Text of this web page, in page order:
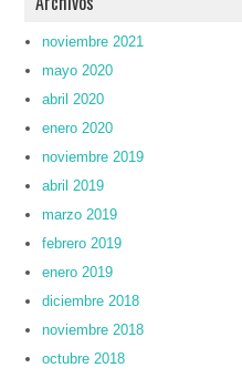
noviembre 2021
mayo 2020
abril 2020
enero 2020
noviembre 2019
abril 2019
marzo 2019
febrero 2019
enero 2019
diciembre 2018
noviembre 2018
octubre 2018